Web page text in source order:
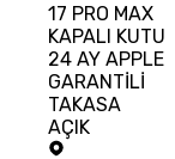
17 PRO MAX
KAPALI KUTU
24 AY APPLE
GARANTİLİ
TAKASA
AÇIK